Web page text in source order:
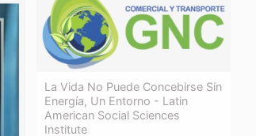
La Vida No Puede Concebirse Sin
Energía, Un Entorno - Latin
American Social Sciences
Institute